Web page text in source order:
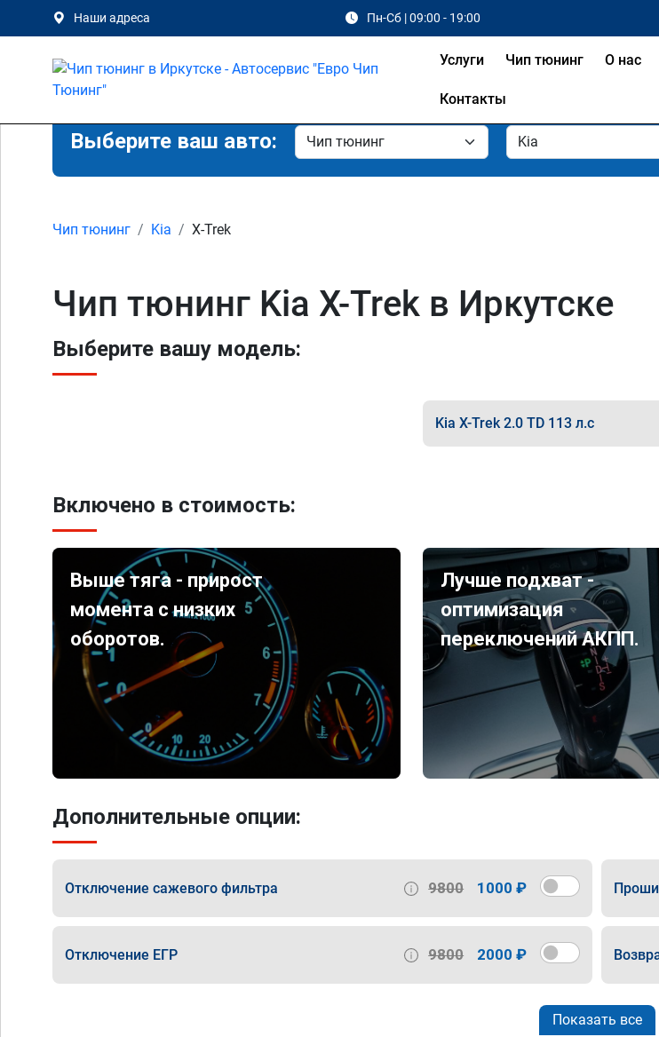
Наши адреса Пн-Сб | 09:00 - 19:00
Услуги Чип тюнинг О нас
Контакты
Выберите ваш авто:
Чип тюнинг Kia X-Trek
Чип тюнинг Kia X-Trek в Иркутске
Выберите вашу модель:
Kia X-Trek 2.0 TD 113 л.с
Включено в стоимость:
Выше тяга - прирост
момента с низких
оборотов.
Лучше подхват -
оптимизация
переключений АКПП.
Дополнительные опции:
Отключение сажевого фильтра 9800 1000 ₽
Отключение ЕГР 9800 2000 ₽
Показать все